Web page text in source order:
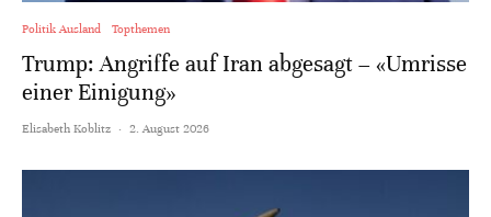
Politik Ausland Topthemen
Trump: Angriffe auf Iran abgesagt – «Umrisse
einer Einigung»
Elisabeth Koblitz · 2. August 2026